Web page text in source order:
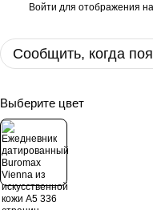
Войти для отображения
Сообщить, когда
Выберите цвет